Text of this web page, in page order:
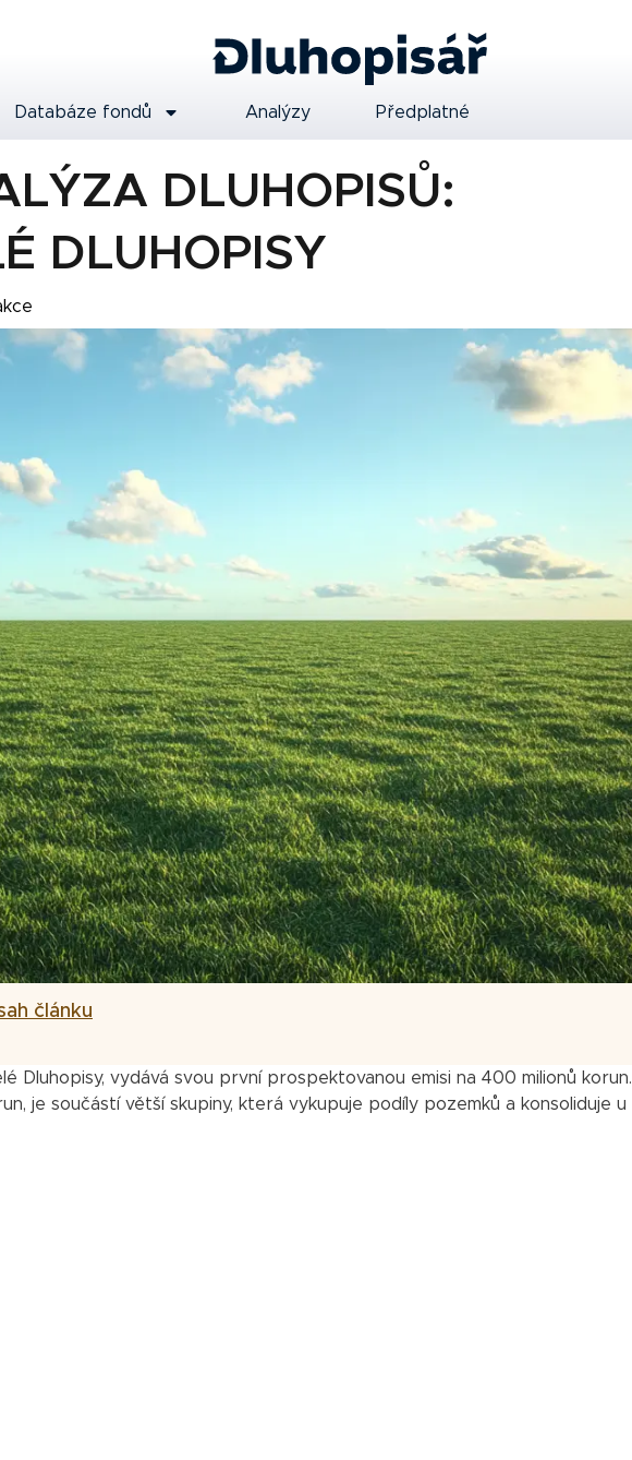
Databáze fondů Analýzy Předplatné
DLUHOPISŮ:
DLUHOPISY
článku
Dluhopisy, vydává svou první prospektovanou emisi na 400 milionů korun.
je součástí větší skupiny, která vykupuje podíly pozemků a konsoliduje u